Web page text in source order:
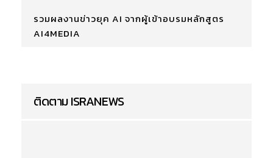
รวมผลงานข่าวยุค AI จากผู้เข้าอบรมหลักสูตร
AI4MEDIA
ติดตาม ISRANEWS